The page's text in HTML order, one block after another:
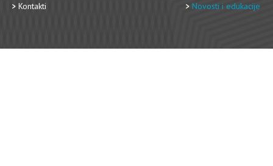
Kontakti
Novosti i edukacije